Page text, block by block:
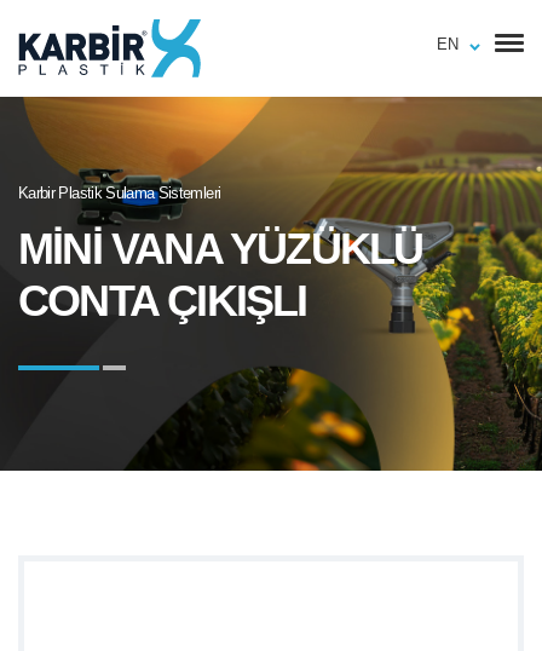
EN
Karbir Plastik Sulama Sistemleri
MİNİ VANA YÜZÜKLÜ
CONTA ÇIKIŞLI